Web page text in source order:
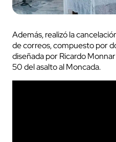
Además, realizó la
de correos, compuesto por
diseñada por Ricardo
50 del asalto al Moncada.